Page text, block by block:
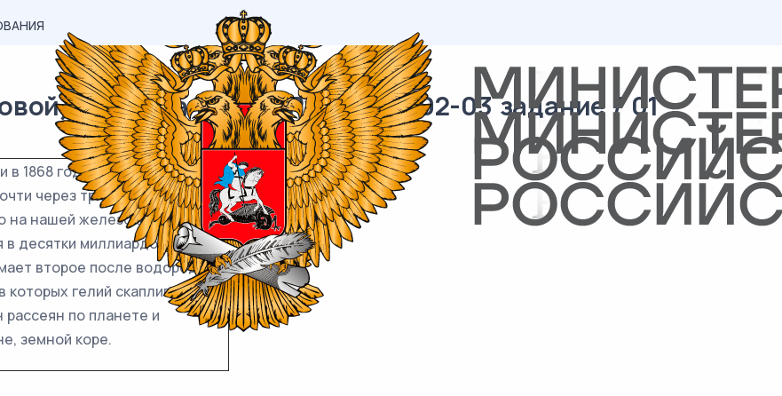
материал ОГЭ / Русский / 02-03 задание / 01
1868 году не на Земле, а на
через три десятилетия
на нашей железокремниевой
десятки миллиардов раз
второе после водорода
гелий скапливался бы
по планете и
земной коре.